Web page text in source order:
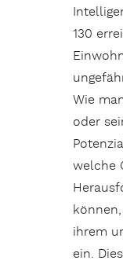
130
Wie
oder
welche
ihrem
ein.